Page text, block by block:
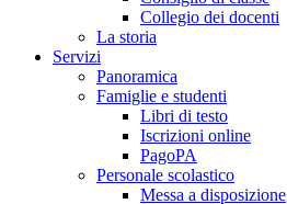
Collegio dei docenti
La storia
Servizi
Panoramica
Famiglie e studenti
Libri di testo
Iscrizioni online
PagoPA
Personale scolastico
Messa a disposizione